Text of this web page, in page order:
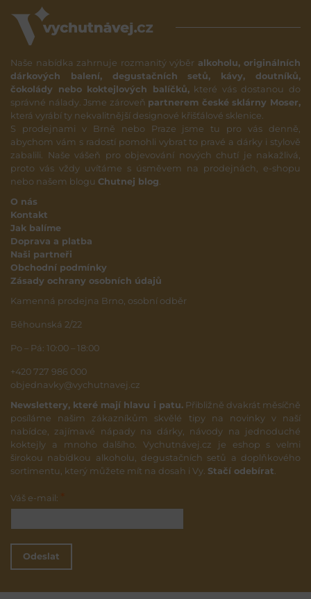
Naše nabídka zahrnuje rozmanitý výběr alkoholu, originálních
dárkových balení, degustačních setů, kávy, doutníků,
čokolády nebo koktejlových balíčků,které vás dostanou do
správné nálady. Jsme zároveň partnerem české sklárny Moser,
která vyrábí ty nekvalitnější designové křišťálové sklenice.
S prodejnami v Brně nebo Praze jsme tu pro vás denně,
abychom vám s radostí pomohli vybrat to pravé a dárky i stylově
zabalili. Naše vášeň pro objevování nových chutí je nakažlivá,
proto vás vždy uvítáme s úsměvem na prodejnách, e-shopu
nebo našem blogu Chutnej blog
O nás
Kontakt
Jak balíme
Doprava a platba
Naši partneři
Obchodní podmínky
Zásady ochrany osobních údajů
Kamenná prodejna Brno, osobní odběr
Běhounská 2/22
Po – Pá: 10:00 – 18:00
+420 727 986 000
objednavky@vychutnavej.cz
Newslettery, které mají hlavu i patu.Přibližně dvakrát měsíčně
posíláme našim zákazníkům skvělé tipy na novinky v naší
nabídce, zajímavé nápady na dárky, návody na jednoduché
koktejly a mnoho dalšího. Vychutnávej.cz je eshop s velmi
širokou nabídkou alkoholu, degustačních setů a doplňkového
sortimentu, který můžete mít na dosah i Vy. Stačí odebírat
Váš e-mail:
Odeslat